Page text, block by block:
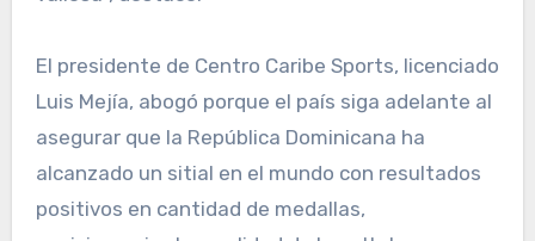
El presidente de Centro Caribe Sports, licenciado
Luis Mejía, abogó porque el país siga adelante al
asegurar que la República Dominicana ha
alcanzado un sitial en el mundo con resultados
positivos en cantidad de medallas,